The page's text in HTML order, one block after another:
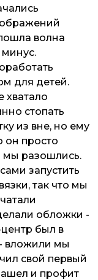
волна
для детей.
хватало
стопать
из вне, но ему
он просто
мы разошлись.
запустить
так что мы
обложки -
был в
вложили мы
свой первый
и профит